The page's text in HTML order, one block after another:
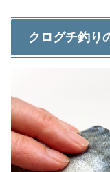
クログチ釣り